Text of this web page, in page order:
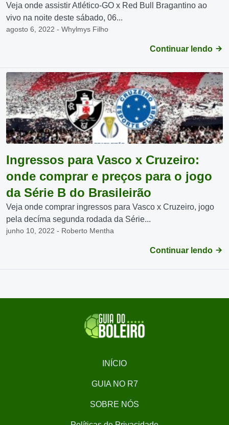
Veja onde assistir Atlético-GO x Red Bull Bragantino ao
vivo na noite deste sábado, 06...
agosto 6, 2022 - Whylmys Filho
Continuar lendo
Ingressos para Vasco x Cruzeiro:
onde comprar e preços para o jogo
da Série B do Brasileirão
Veja onde comprar ingressos para Vasco x Cruzeiro, jogo
pela decíma segunda rodada da Série...
junho 10, 2022 - Roberto Mentha
Continuar lendo
INÍCIO
GUIA NO R7
SOBRE NÓS